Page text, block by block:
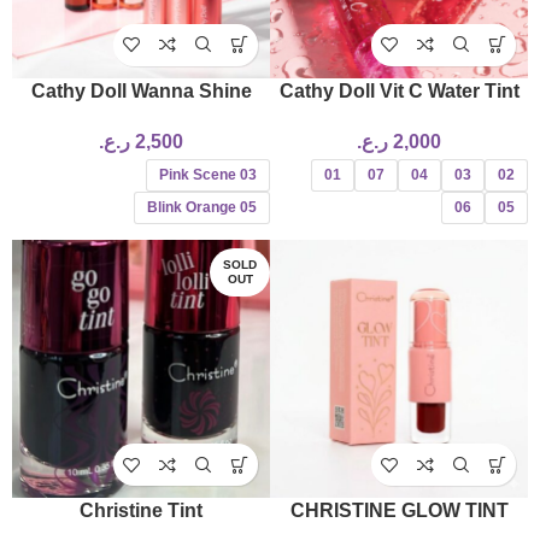
Cathy Doll Vit C Water Tint
2,000 ر.ع.
02
03
04
07
01
05
06
Cathy Doll Wanna Shine
2,500 ر.ع.
Pink Scene 03
Blink Orange 05
CHRISTINE GLOW TINT
SOLD
OUT
Christine Tint